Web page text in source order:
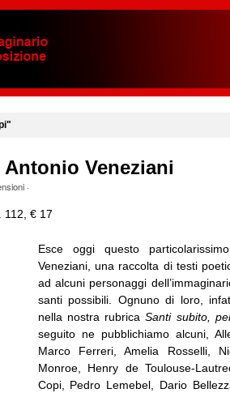
Antonio Veneziani
·
112, € 17
Esce oggi questo
Veneziani, una raccolta di testi
ad alcuni personaggi
santi possibili. Ognuno di loro,
nella nostra rubricaSanti subito,
seguito ne pubblichiamo alcuni,
Marco Ferreri, Amelia Rosselli,
Monroe, Henry de Toulouse-
Copi, Pedro Lemebel, Dario